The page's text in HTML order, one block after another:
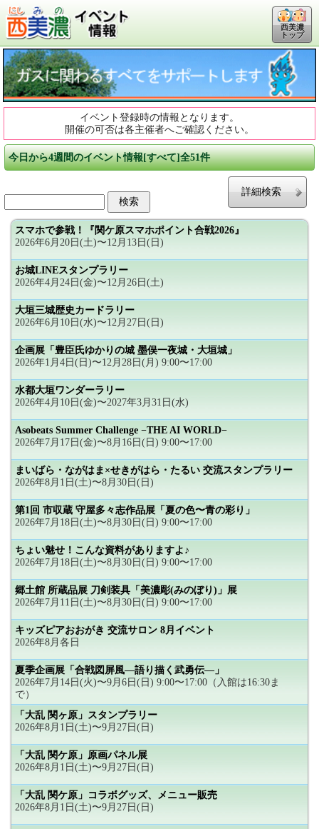
西美濃
トップ
イベント登録時の情報となります。
開催の可否は各主催者へご確認ください。
今日から4週間のイベント情報[すべて]全51件
詳細検索
スマホで参戦！『関ケ原スマホポイント合戦2026』
2026年6月20日(土)〜12月13日(日)
お城LINEスタンプラリー
2026年4月24日(金)〜12月26日(土)
大垣三城歴史カードラリー
2026年6月10日(水)〜12月27日(日)
企画展「豊臣氏ゆかりの城 墨俣一夜城・大垣城」
2026年1月4日(日)〜12月28日(月) 9:00〜17:00
水都大垣ワンダーラリー
2026年4月10日(金)〜2027年3月31日(水)
Asobeats Summer Challenge −THE AI WORLD−
2026年7月17日(金)〜8月16日(日) 9:00〜17:00
まいばら・ながはま×せきがはら・たるい 交流スタンプラリー
2026年8月1日(土)〜8月30日(日)
第1回 市収蔵 守屋多々志作品展「夏の色〜青の彩り」
2026年7月18日(土)〜8月30日(日) 9:00〜17:00
ちょい魅せ！こんな資料がありますよ♪
2026年7月18日(土)〜8月30日(日) 9:00〜17:00
郷土館 所蔵品展 刀剣装具「美濃彫(みのぼり)」展
2026年7月11日(土)〜8月30日(日) 9:00〜17:00
キッズピアおおがき 交流サロン 8月イベント
2026年8月各日
夏季企画展「合戦図屏風―語り描く武勇伝―」
2026年7月14日(火)〜9月6日(日) 9:00〜17:00（入館は16:30ま
で）
「大乱 関ヶ原」スタンプラリー
2026年8月1日(土)〜9月27日(日)
「大乱 関ケ原」原画パネル展
2026年8月1日(土)〜9月27日(日)
「大乱 関ケ原」コラボグッズ、メニュー販売
2026年8月1日(土)〜9月27日(日)